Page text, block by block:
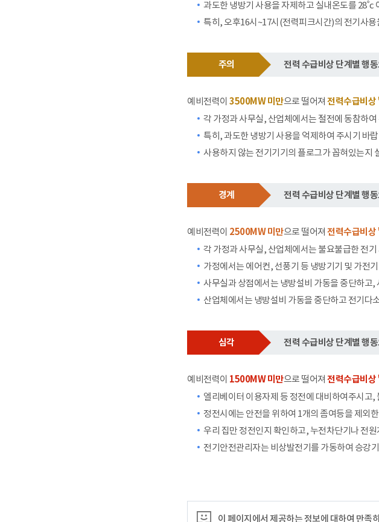
과도한 냉방기 사용을 자제하고 실내온도를 28˚c
특히, 오후16시~17시(전력피크시간)의 전기사용
주의 전력 수급비상 단계별 행
예비전력이 3500MW 미만으로 떨어져 전력수급비
각 가정과 사무실, 산업체에서는 절전에 동참하
특히, 과도한 냉방기 사용을 억제하여 주시기 바
사용하지 않는 전기기기의 플로그가 꼽혀있는지
경계 전력 수급비상 단계별 행
예비전력이 2500MW 미만으로 떨어져 전력수급비
각 가정과 사무실, 산업체에서는 불요불급한 전
가정에서는 에어컨, 선풍기 등 냉방기기 및 가전
사무실과 상점에서는 냉방설비 가동을 중단하고
산업체에서는 냉방설비 가동을 중단하고 전기다
심각 전력 수급비상 단계별 행
예비전력이 1500MW 미만으로 떨어져 전력수급비
엘리베이터 이용자제 등 정전에 대비하여주시고
정전시에는 안전을 위하여 1개의 좀여등을 제외
우리 집만 정전인지 확인하고, 누전차단기나 전
전기안전관리자는 비상발전기를 가동하여 승강
이 페이지에서 제공하는 정보에 대하여 만족